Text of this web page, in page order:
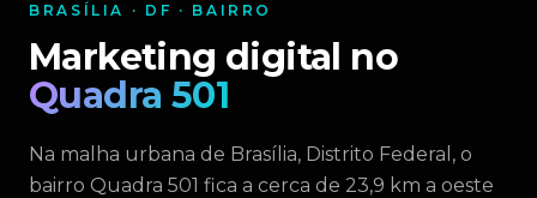
BRASÍLIA · DF · BAIRRO
Marketing digital no
Quadra 501
Na malha urbana de Brasília, Distrito Federal, o
bairro Quadra 501 fica a cerca de 23,9 km a oeste